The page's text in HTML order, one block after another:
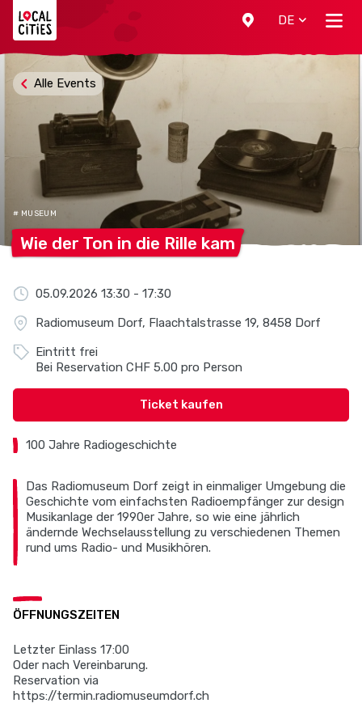
DE
Alle Events
# MUSEUM
Wie der Ton in die Rille kam
05.09.2026 13:30 - 17:30
Radiomuseum Dorf, Flaachtalstrasse 19, 8458 Dorf
Eintritt frei
Bei Reservation CHF 5.00 pro Person
Ticket kaufen
100 Jahre Radiogeschichte
Das Radiomuseum Dorf zeigt in einmaliger Umgebung die
Geschichte vom einfachsten Radioempfänger zur design
Musikanlage der 1990er Jahre, so wie eine jährlich
ändernde Wechselausstellung zu verschiedenen Themen
rund ums Radio- und Musikhören.
ÖFFNUNGSZEITEN
Letzter Einlass 17:00
Oder nach Vereinbarung.
Reservation via
https://termin.radiomuseumdorf.ch